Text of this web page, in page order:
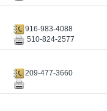
916-983-4088
510-824-2577
209-477-3660